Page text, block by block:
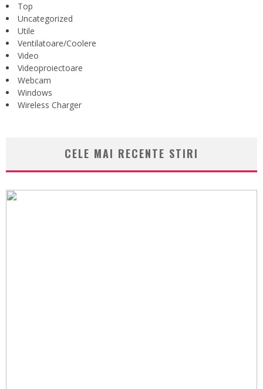
Top
Uncategorized
Utile
Ventilatoare/Coolere
Video
Videoproiectoare
Webcam
Windows
Wireless Charger
CELE MAI RECENTE STIRI